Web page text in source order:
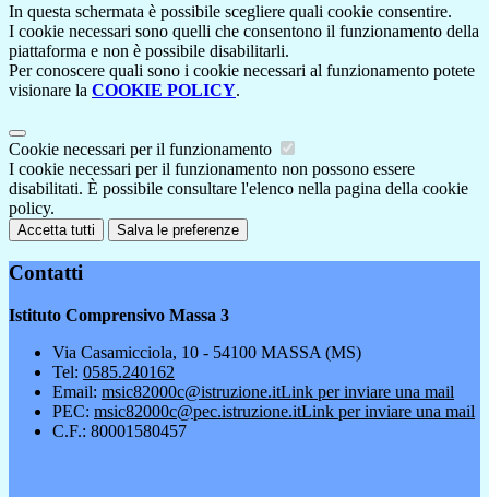
In questa schermata è possibile scegliere quali cookie consentire.
I cookie necessari sono quelli che consentono il funzionamento della
piattaforma e non è possibile disabilitarli.
Per conoscere quali sono i cookie necessari al funzionamento potete
visionare la COOKIE POLICY.
Cookie necessari per il funzionamento
I cookie necessari per il funzionamento non possono essere
disabilitati. È possibile consultare l'elenco nella pagina della cookie
policy.
Accetta tutti Salva le preferenze
Contatti
Istituto Comprensivo Massa 3
Via Casamicciola, 10 - 54100 MASSA (MS)
Tel: 0585.240162
Email: msic82000c@istruzione.itLink per inviare una mail
PEC: msic82000c@pec.istruzione.itLink per inviare una mail
C.F.: 80001580457